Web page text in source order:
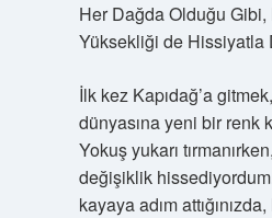
Her Dağda Olduğu Gibi,
Yüksekliği de Hissiyatla
İlk kez Kapıdağ’a
dünyasına yeni bir renk
Yokuş yukarı
değişiklik
kayaya adım